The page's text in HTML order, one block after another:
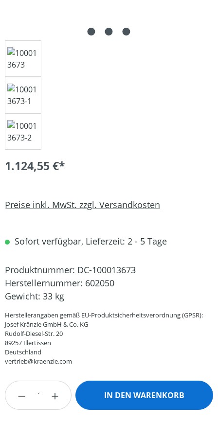
1.124,55 €*
Preise inkl. MwSt. zzgl. Versandkosten
Sofort verfügbar, Lieferzeit: 2 - 5 Tage
Produktnummer: DC-100013673
Herstellernummer: 602050
Gewicht: 33 kg
Herstellerangaben gemäß EU-Produktsicherheitsverordnung (GPSR):
Josef Kränzle GmbH & Co. KG
Rudolf-Diesel-Str. 20
89257 Illertissen
Deutschland
vertrieb@kraenzle.com
Produkt Anzahl: Gib den gewünschten
IN DEN WARENKORB